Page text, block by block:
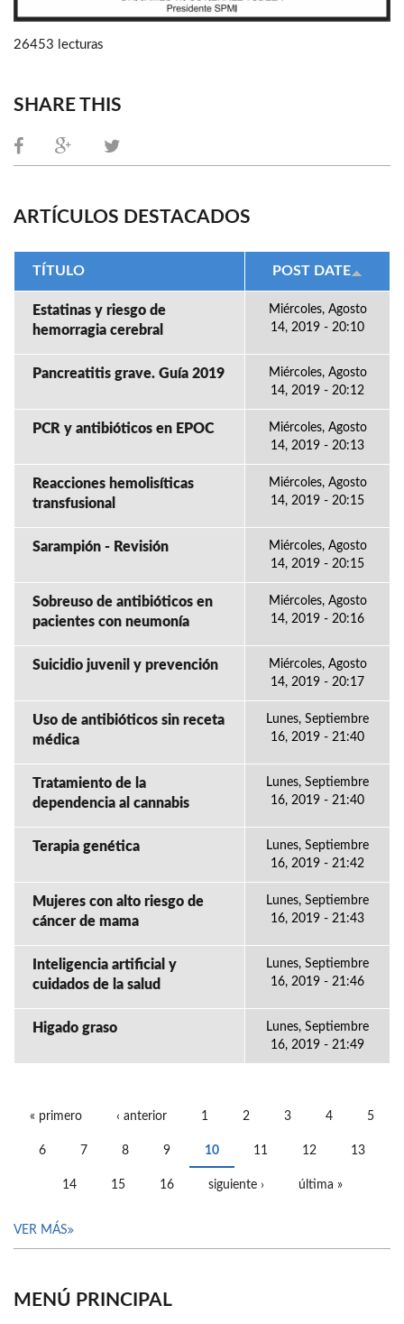
26453 lecturas
SHARE THIS
ARTÍCULOS DESTACADOS
TÍTULO POST DATE
Estatinas y riesgo de
hemorragia cerebral
Miércoles, Agosto
14, 2019 - 20:10
Pancreatitis grave. Guía 2019
Miércoles, Agosto
14, 2019 - 20:12
PCR y antibióticos en EPOC
Miércoles, Agosto
14, 2019 - 20:13
Reacciones hemolisíticas
transfusional
Miércoles, Agosto
14, 2019 - 20:15
Sarampión - Revisión
Miércoles, Agosto
14, 2019 - 20:15
Sobreuso de antibióticos en
pacientes con neumonía
Miércoles, Agosto
14, 2019 - 20:16
Suicidio juvenil y prevención
Miércoles, Agosto
14, 2019 - 20:17
Uso de antibióticos sin receta
médica
Lunes, Septiembre
16, 2019 - 21:40
Tratamiento de la
dependencia al cannabis
Lunes, Septiembre
16, 2019 - 21:40
Terapia genética
Lunes, Septiembre
16, 2019 - 21:42
Mujeres con alto riesgo de
cáncer de mama
Lunes, Septiembre
16, 2019 - 21:43
Inteligencia artificial y
cuidados de la salud
Lunes, Septiembre
16, 2019 - 21:46
Higado graso
Lunes, Septiembre
16, 2019 - 21:49
« primero ‹ anterior 1 2 3 4 5
6 7 8 9 10 11 12 13
14 15 16 siguiente › última »
VER MÁS
MENÚ PRINCIPAL